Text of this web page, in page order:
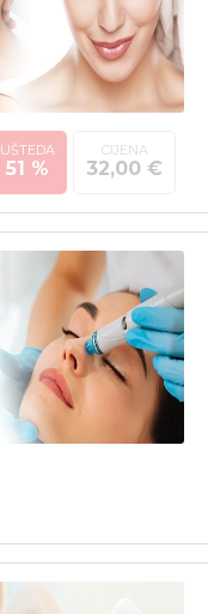
UŠTEDA
51 %
CIJENA
32,00 €